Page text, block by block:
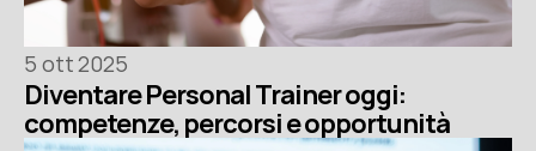
5 ott 2025
Diventare Personal Trainer oggi:
competenze, percorsi e opportunità